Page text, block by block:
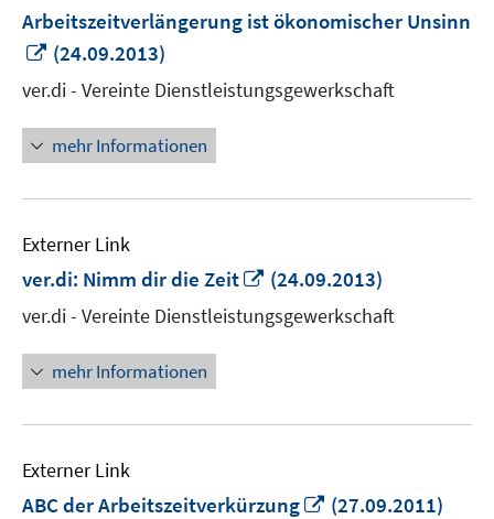
Arbeitszeitverlängerung ist ökonomischer Unsinn
In
neuem
Fenster
öffnen
(24.09.2013)
ver.di - Vereinte Dienstleistungsgewerkschaft
mehr Informationen
Externer Link
ver.di: Nimm dir die Zeit
In
Fenster
(24.09.2013)
ver.di - Vereinte Dienstleistungsgewerkschaft
mehr Informationen
Externer Link
ABC der Arbeitszeitverkürzung
In
(27.09.2011)